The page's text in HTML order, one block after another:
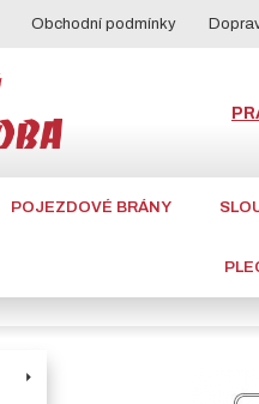
Obchodní podmínky
POJEZDOVÉ BRÁNY